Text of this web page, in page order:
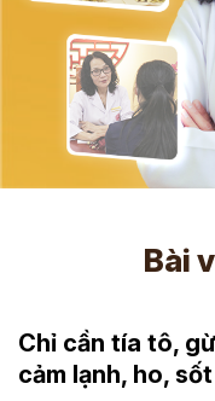
Bài
Chỉ cần tía tô,
cảm lạnh, ho,